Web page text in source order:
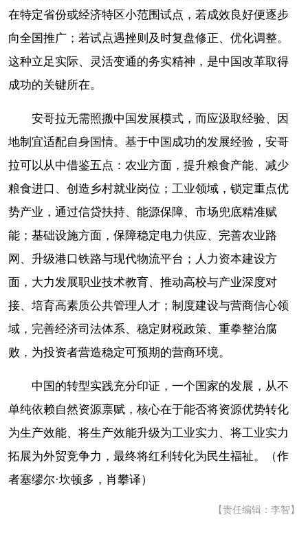
在特定省份或经济特区小范围试点，若成效良好便逐步
向全国推广；若试点遇挫则及时复盘修正、优化调整。
这种立足实际、灵活变通的务实精神，是中国改革取得
成功的关键所在。
安哥拉无需照搬中国发展模式，而应汲取经验、因
地制宜适配自身国情。基于中国成功的发展经验，安哥
拉可以从中借鉴五点：农业方面，提升粮食产能、减少
粮食进口、创造乡村就业岗位；工业领域，锁定重点优
势产业，通过信贷扶持、能源保障、市场兜底精准赋
能；基础设施方面，保障稳定电力供应、完善农业路
网、升级港口铁路与现代物流平台；人力资本建设方
面，大力发展职业技术教育、推动高校与产业深度对
接、培育高素质公共管理人才；制度建设与营商信心领
域，完善经济司法体系、稳定财税政策、重拳整治腐
败，为投资者营造稳定可预期的营商环境。
中国的转型实践充分印证，一个国家的发展，从不
单纯依赖自然资源禀赋，核心在于能否将资源优势转化
为生产效能、将生产效能升级为工业实力、将工业实力
拓展为外贸竞争力，最终将红利转化为民生福祉。（作
者塞缪尔·坎顿多，肖攀译）
【责任编辑：李智】